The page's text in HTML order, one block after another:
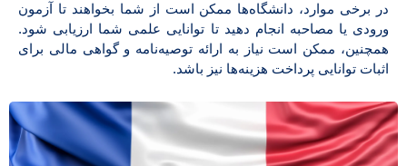
در برخی موارد، دانشگاه‌ها ممکن است از شما بخواهند تا آزمون
ورودی یا مصاحبه انجام دهید تا توانایی علمی شما ارزیابی شود.
همچنین، ممکن است نیاز به ارائه توصیه‌نامه و گواهی مالی برای
اثبات توانایی پرداخت هزینه‌ها نیز باشد.